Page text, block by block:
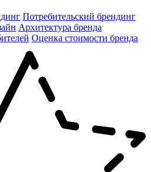
Потребительский брендинг
Архитектура бренда
Оценка стоимости бренда